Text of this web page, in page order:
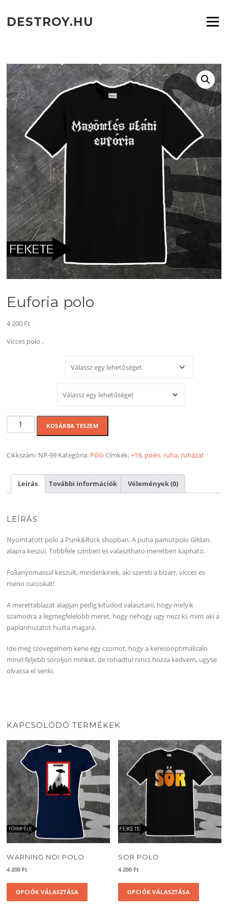
tartalomra
DESTROY.HU Menü
Euforia polo
4 200 Ft
Vicces polo .
Euforia
polo
KOSÁRBA TESZEM
Cikkszám: NP-99 Kategória: Póló Címkék:+18, poén, ruha, ruházat
Leírás További információk Vélemények (0)
LEÍRÁS
Nyomtatott polo a Punk&Rock shopban. A puha pamutpolo Gildan
alapra keszul. Tobbfele szinben es valaszthato meretben kaphato.
Folianyomassal keszult, mindenkinek, aki szereti a bizarr, vicces es
meno cuccokat!
A merettablazat alapjan pedig kitudod valasztani, hogy melyik
szamodra a legmegfelelobb meret, hogy nehogy ugy nezz ki, mint aki a
paplanhuzatot huzta magara.
Ide meg szovegelnem kene egy csomot, hogy a keresooptimalizalo
minel feljebb soroljon minket, de rohadtul nincs hozza kedvem, ugyse
olvassa el senki.
KAPCSOLÓDÓ TERMÉKEK
WARNING NOI POLO
4 200 Ft
OPCIÓK VÁLASZTÁSA
Ennek
terméknek
SOR POLO
4 200 Ft
OPCIÓK VÁLASZTÁSA
Ennek